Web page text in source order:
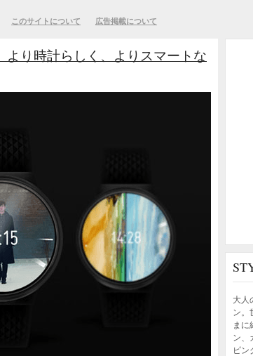
このサイトについて 広告掲載について
り時計らしく、よりスマートな
大人
ン。
まに
ン、
ピン